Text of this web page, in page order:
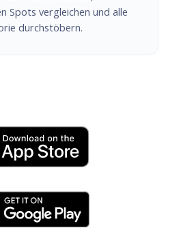
Spots vergleichen und alle
durchstöbern.